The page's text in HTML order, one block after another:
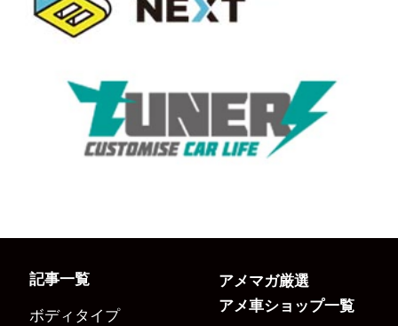
記事一覧
ボディタイプ
アメマガ厳選
アメ車ショップ一覧